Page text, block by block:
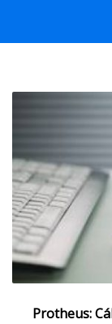
Protheus: